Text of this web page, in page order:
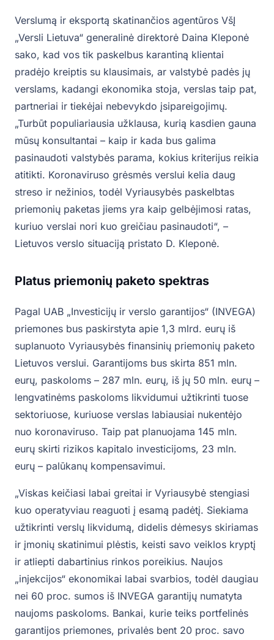
Verslumą ir eksportą skatinančios agentūros VšĮ
„Versli Lietuva“ generalinė direktorė Daina Kleponė
sako, kad vos tik paskelbus karantiną klientai
pradėjo kreiptis su klausimais, ar valstybė padės jų
verslams, kadangi ekonomika stoja, verslas taip pat,
partneriai ir tiekėjai nebevykdo įsipareigojimų.
„Turbūt populiariausia užklausa, kurią kasdien gauna
mūsų konsultantai – kaip ir kada bus galima
pasinaudoti valstybės parama, kokius kriterijus reikia
atitikti. Koronaviruso grėsmės verslui kelia daug
streso ir nežinios, todėl Vyriausybės paskelbtas
priemonių paketas jiems yra kaip gelbėjimosi ratas,
kuriuo verslai nori kuo greičiau pasinaudoti“, –
Lietuvos verslo situaciją pristato D. Kleponė.
Platus priemonių paketo spektras
Pagal UAB „Investicijų ir verslo garantijos“ (INVEGA)
priemones bus paskirstyta apie 1,3 mlrd. eurų iš
suplanuoto Vyriausybės finansinių priemonių paketo
Lietuvos verslui. Garantijoms bus skirta 851 mln.
eurų, paskoloms – 287 mln. eurų, iš jų 50 mln. eurų –
lengvatinėms paskoloms likvidumui užtikrinti tuose
sektoriuose, kuriuose verslas labiausiai nukentėjo
nuo koronaviruso. Taip pat planuojama 145 mln.
eurų skirti rizikos kapitalo investicijoms, 23 mln.
eurų – palūkanų kompensavimui.
„Viskas keičiasi labai greitai ir Vyriausybė stengiasi
kuo operatyviau reaguoti į esamą padėtį. Siekiama
užtikrinti verslų likvidumą, didelis dėmesys skiriamas
ir įmonių skatinimui plėstis, keisti savo veiklos kryptį
ir atliepti dabartinius rinkos poreikius. Naujos
„injekcijos“ ekonomikai labai svarbios, todėl daugiau
nei 60 proc. sumos iš INVEGA garantijų numatyta
naujoms paskoloms. Bankai, kurie teiks portfelinės
garantijos priemones, privalės bent 20 proc. savo